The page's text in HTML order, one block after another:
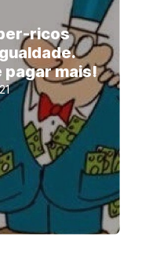
ricos
pagar mais!